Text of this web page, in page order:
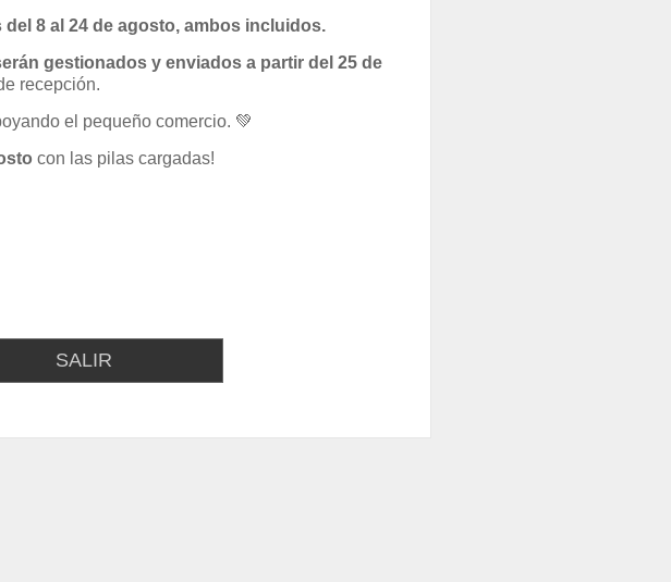
SALIR
8 al 24 de agosto, ambos incluidos.
gestionados y enviados a partir del 25 de
recepción.
el pequeño comercio. 💚
con las pilas cargadas!